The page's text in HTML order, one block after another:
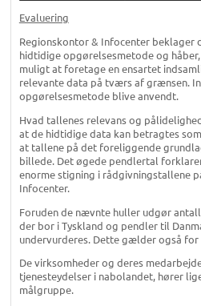
Evaluering
Regionskontor & Infocenter beklager
hidtidige opgørelsesmetode og
muligt at foretage en ensartet
relevante data på tværs af grænsen.
opgørelsesmetode blive anvendt.
Hvad tallenes relevans og
at de hidtidige data kan betragtes
at tallene på det foreliggende
billede. Det øgede pendlertal
enorme stigning i rådgivningstallene
Infocenter.
Foruden de nævnte huller udgør
der bor i Tyskland og pendler til
undervurderes. Dette gælder også
De virksomheder og deres
tjenesteydelser i nabolandet, hører
målgruppe.